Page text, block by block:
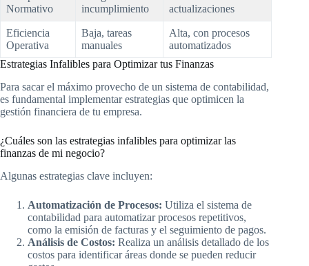
Normativo
incumplimiento
actualizaciones
Eficiencia
Operativa
Baja, tareas
manuales
Alta, con procesos
automatizados
Estrategias Infalibles para Optimizar tus Finanzas
Para sacar el máximo provecho de un sistema de contabilidad,
es fundamental implementar estrategias que optimicen la
gestión financiera de tu empresa.
¿Cuáles son las estrategias infalibles para optimizar las
finanzas de mi negocio?
Algunas estrategias clave incluyen:
Automatización de Procesos: Utiliza el sistema de
contabilidad para automatizar procesos repetitivos,
como la emisión de facturas y el seguimiento de pagos.
Análisis de Costos: Realiza un análisis detallado de los
costos para identificar áreas donde se pueden reducir